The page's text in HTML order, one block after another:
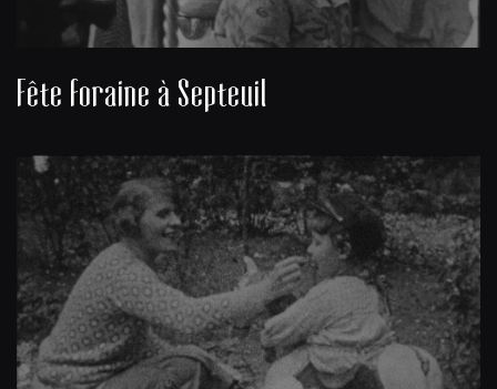
Fête foraine à Septeuil